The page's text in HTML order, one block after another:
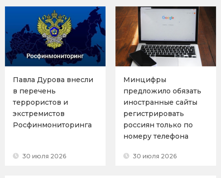
Павла Дурова внесли
в перечень
террористов и
экстремистов
Росфинмониторинга
30 июля 2026
Минцифры
предложило обязать
иностранные сайты
регистрировать
россиян только по
номеру телефона
30 июля 2026